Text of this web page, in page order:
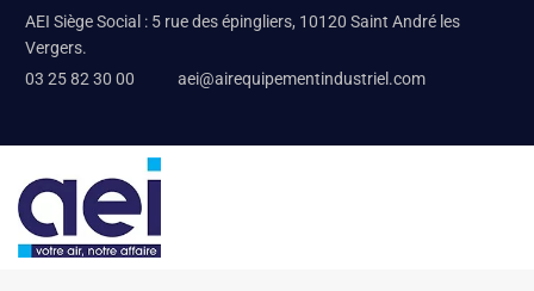
AEI Siège Social : 5 rue des épingliers, 10120 Saint André les
Vergers.
03 25 82 30 00
aei@airequipementindustriel.com